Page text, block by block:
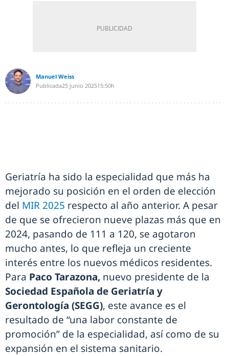
Manuel Weiss
Publicada25 junio 202515:50h
Geriatría ha sido la especialidad que más ha
mejorado su posición en el orden de elección
del MIR 2025 respecto al año anterior. A pesar
de que se ofrecieron nueve plazas más que en
2024, pasando de 111 a 120, se agotaron
mucho antes, lo que refleja un creciente
interés entre los nuevos médicos residentes.
Para Paco Tarazona, nuevo presidente de la
Sociedad Española de Geriatría y
Gerontología (SEGG), este avance es el
resultado de “una labor constante de
promoción” de la especialidad, así como de su
expansión en el sistema sanitario.